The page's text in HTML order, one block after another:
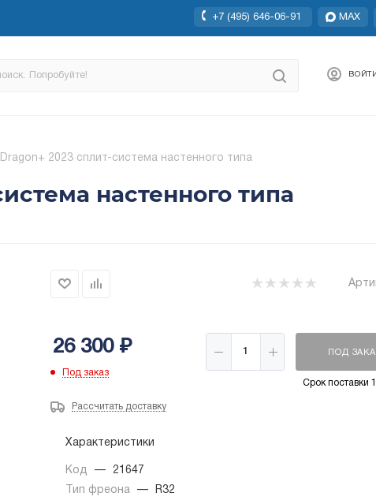
+7 (495) 646-06-91 MAX
ВОЙТИ
2023 сплит-система настенного типа
настенного типа
26 300₽
Под заказ
ПОД
Срок поставки
Рассчитать доставку
Характеристики
Код —
21647
Тип фреона
—
R32